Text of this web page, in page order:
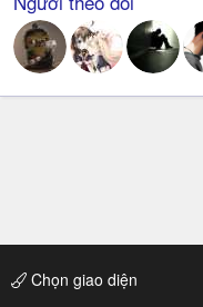
Chọn giao diện